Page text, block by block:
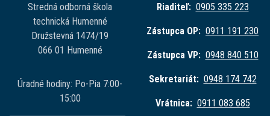
Stredná odborná škola
technická Humenné
Družstevná 1474/19
066 01 Humenné
Úradné hodiny: Po-Pia 7:00-
15:00
Riaditeľ: 0905 335 223
Zástupca OP: 0911 191 230
Zástupca VP: 0948 840 510
Sekretariát: 0948 174 742
Vrátnica: 0911 083 685